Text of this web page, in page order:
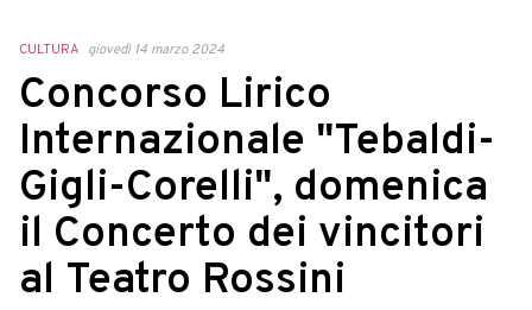
CULTURA giovedì 14 marzo 2024
Concorso Lirico
Internazionale "Tebaldi-
Gigli-Corelli", domenica
il Concerto dei vincitori
al Teatro Rossini